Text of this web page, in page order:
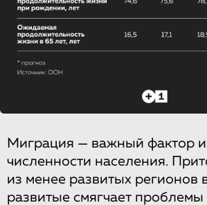
Миграция — важный фактор
численности населения.
из менее развитых регионов
развитые смягчает проблемы